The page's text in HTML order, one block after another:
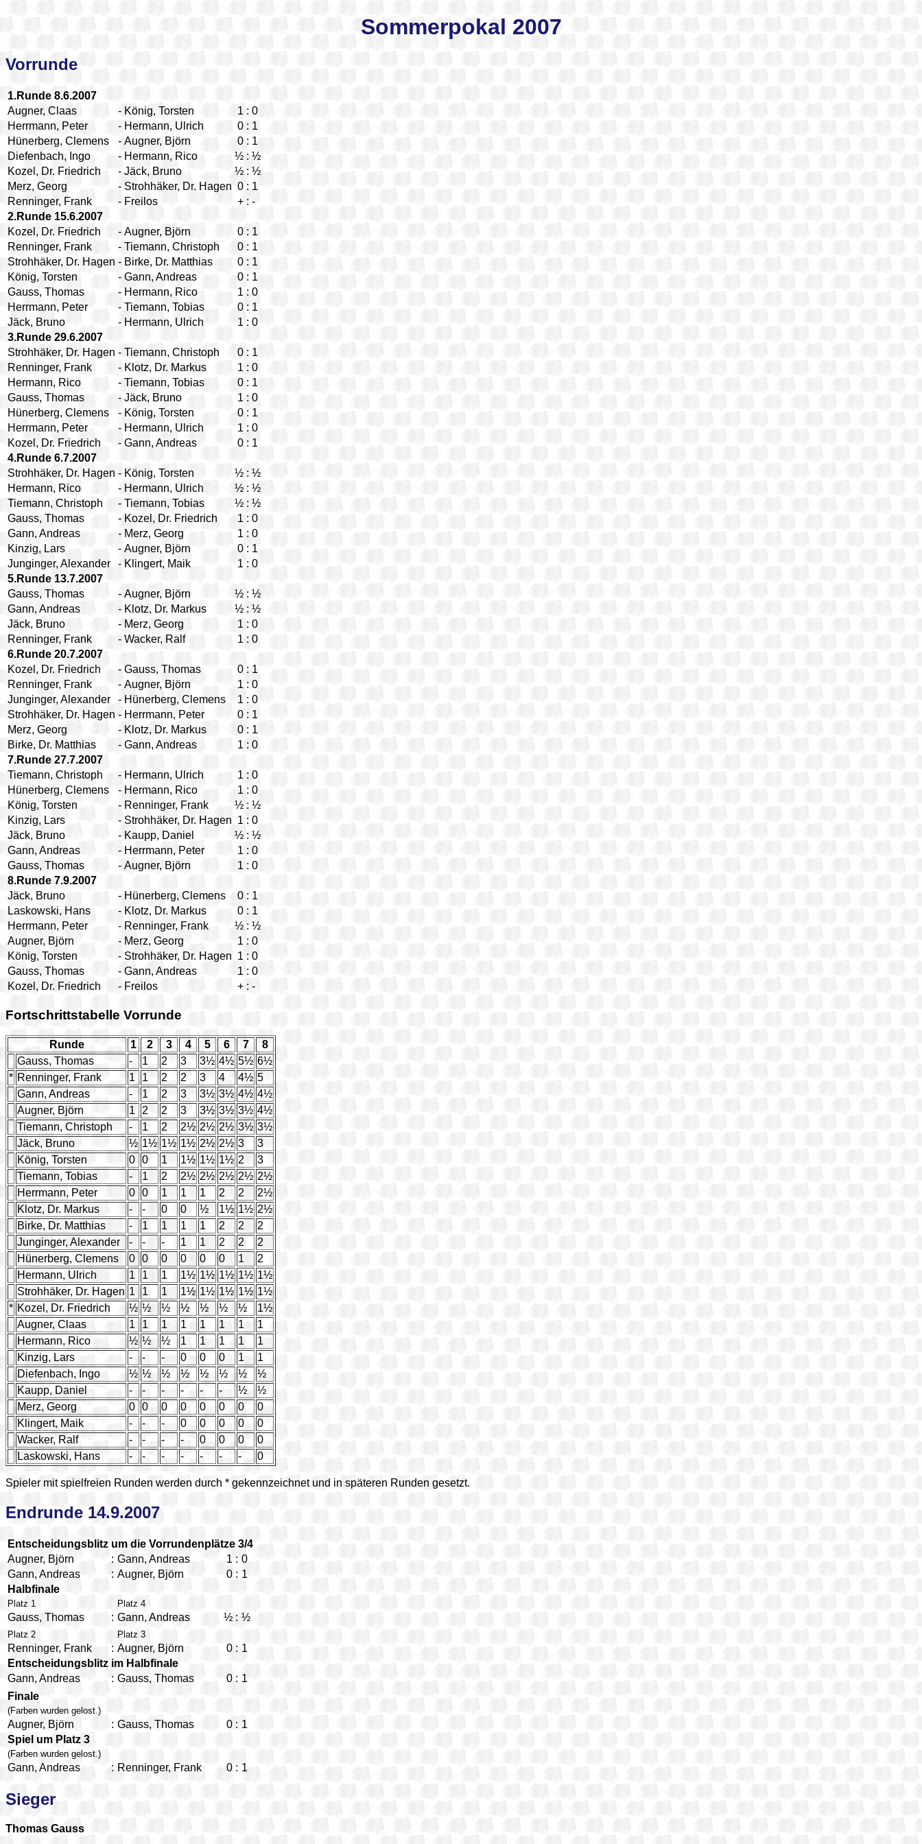
Sommerpokal 2007
Vorrunde
1.Runde 8.6.2007
Augner, Claas
- König, Torsten 1 : 0
Herrmann, Peter
- Hermann, Ulrich 0 : 1
Hünerberg, Clemens
- Augner, Björn 0 : 1
Diefenbach, Ingo
- Hermann, Rico ½ : ½
Kozel, Dr. Friedrich
- Jäck, Bruno ½ : ½
Merz, Georg
- Strohhäker, Dr. Hagen 0 : 1
Renninger, Frank
- Freilos + : -
2.Runde 15.6.2007
Kozel, Dr. Friedrich
- Augner, Björn 0 : 1
Renninger, Frank
- Tiemann, Christoph 0 : 1
Strohhäker, Dr. Hagen - Birke, Dr. Matthias 0 : 1
König, Torsten
- Gann, Andreas 0 : 1
Gauss, Thomas
- Hermann, Rico 1 : 0
Herrmann, Peter
- Tiemann, Tobias 0 : 1
Jäck, Bruno
- Hermann, Ulrich 1 : 0
3.Runde 29.6.2007
Strohhäker, Dr. Hagen - Tiemann, Christoph 0 : 1
Renninger, Frank
- Klotz, Dr. Markus 1 : 0
Hermann, Rico
- Tiemann, Tobias 0 : 1
Gauss, Thomas
- Jäck, Bruno 1 : 0
Hünerberg, Clemens
- König, Torsten 0 : 1
Herrmann, Peter
- Hermann, Ulrich 1 : 0
Kozel, Dr. Friedrich
- Gann, Andreas 0 : 1
4.Runde 6.7.2007
Strohhäker, Dr. Hagen - König, Torsten ½ : ½
Hermann, Rico
- Hermann, Ulrich ½ : ½
Tiemann, Christoph
- Tiemann, Tobias ½ : ½
Gauss, Thomas
- Kozel, Dr. Friedrich 1 : 0
Gann, Andreas
- Merz, Georg 1 : 0
Kinzig, Lars
- Augner, Björn 0 : 1
Junginger, Alexander
- Klingert, Maik 1 : 0
5.Runde 13.7.2007
Gauss, Thomas
- Augner, Björn ½ : ½
Gann, Andreas
- Klotz, Dr. Markus ½ : ½
Jäck, Bruno
- Merz, Georg 1 : 0
Renninger, Frank
- Wacker, Ralf 1 : 0
6.Runde 20.7.2007
Kozel, Dr. Friedrich
- Gauss, Thomas 0 : 1
Renninger, Frank
- Augner, Björn 1 : 0
Junginger, Alexander
- Hünerberg, Clemens 1 : 0
Strohhäker, Dr. Hagen - Herrmann, Peter 0 : 1
Merz, Georg
- Klotz, Dr. Markus 0 : 1
Birke, Dr. Matthias
- Gann, Andreas 1 : 0
7.Runde 27.7.2007
Tiemann, Christoph
- Hermann, Ulrich 1 : 0
Hünerberg, Clemens
- Hermann, Rico 1 : 0
König, Torsten
- Renninger, Frank ½ : ½
Kinzig, Lars
- Strohhäker, Dr. Hagen 1 : 0
Jäck, Bruno
- Kaupp, Daniel ½ : ½
Gann, Andreas
- Herrmann, Peter 1 : 0
Gauss, Thomas
- Augner, Björn 1 : 0
8.Runde 7.9.2007
Jäck, Bruno
- Hünerberg, Clemens 0 : 1
Laskowski, Hans
- Klotz, Dr. Markus 0 : 1
Herrmann, Peter
- Renninger, Frank ½ : ½
Augner, Björn
- Merz, Georg 1 : 0
König, Torsten
- Strohhäker, Dr. Hagen 1 : 0
Gauss, Thomas
- Gann, Andreas 1 : 0
Kozel, Dr. Friedrich
- Freilos + : -
Fortschrittstabelle Vorrunde
Runde 1 2 3 4 5 6 7
8
Gauss, Thomas
- 1 2 3 3½ 4½ 5½ 6½
* Renninger, Frank 1 1 2 2 3 4 4½ 5
Gann, Andreas
- 1 2 3 3½ 3½ 4½ 4½
Augner, Björn
1 2 2 3 3½ 3½ 3½ 4½
Tiemann, Christoph
- 1 2 2½ 2½ 2½ 3½ 3½
Jäck, Bruno
½ 1½ 1½ 1½ 2½ 2½ 3
3
König, Torsten
0 0 1 1½ 1½ 1½ 2
3
Tiemann, Tobias
- 1 2 2½ 2½ 2½ 2½ 2½
Herrmann, Peter
0 0 1 1 1 2 2
2½
Klotz, Dr. Markus
- - 0 0 ½ 1½ 1½ 2½
Birke, Dr. Matthias
- 1 1 1 1 2 2
2
Junginger, Alexander
- - - 1 1 2 2
2
Hünerberg, Clemens
0 0 0 0 0 0 1
2
Hermann, Ulrich
1 1 1 1½ 1½ 1½ 1½ 1½
Strohhäker, Dr. Hagen 1 1 1 1½ 1½ 1½ 1½ 1½
* Kozel, Dr. Friedrich ½ ½ ½ ½ ½ ½ ½
1½
Augner, Claas
1 1 1 1 1 1 1
1
Hermann, Rico
½ ½ ½ 1 1 1 1
1
Kinzig, Lars
- - - 0 0 0 1
1
Diefenbach, Ingo
½ ½ ½ ½ ½ ½ ½
½
Kaupp, Daniel
- - - - - - ½
½
Merz, Georg
0 0 0 0 0 0 0
0
Klingert, Maik
- - - 0 0 0 0
0
Wacker, Ralf
- - - - 0 0 0
0
Laskowski, Hans
- - - - - - - 0
Spieler mit spielfreien Runden werden durch * gekennzeichnet und in späteren Runden gesetzt.
Endrunde 14.9.2007
Entscheidungsblitz um die Vorrundenplätze 3/4
Augner, Björn
: Gann, Andreas 1 : 0
Gann, Andreas
: Augner, Björn 0 : 1
Halbfinale
Platz 1 Platz 4
Gauss, Thomas : Gann, Andreas ½ : ½
Platz 2 Platz 3
Renninger, Frank : Augner, Björn 0 : 1
Entscheidungsblitz im Halbfinale
Gann, Andreas
: Gauss, Thomas 0 : 1
Finale
(Farben wurden gelost.)
Augner, Björn : Gauss, Thomas 0 : 1
Spiel um Platz 3
(Farben wurden gelost.)
Gann, Andreas : Renninger, Frank 0 : 1
Sieger
Thomas Gauss